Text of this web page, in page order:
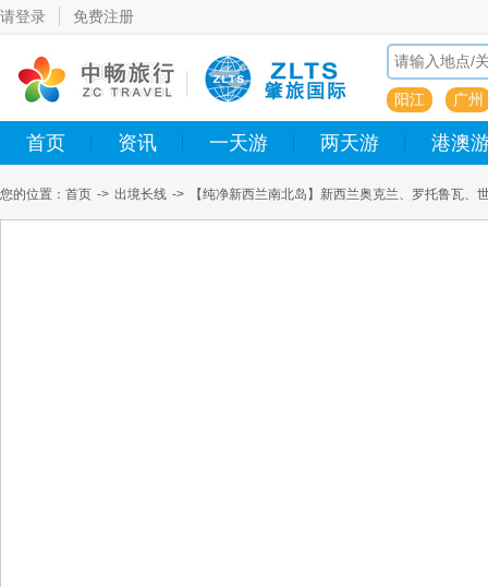
请登录 免费注册
阳江 广州
首页 资讯 一天游 两天游 港澳
您的位置： 首页 -> 出境长线 -> 【纯净新西兰南北岛】新西兰奥克兰、罗托鲁瓦